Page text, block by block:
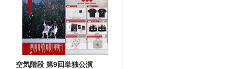
空気階段 第9回単独公演